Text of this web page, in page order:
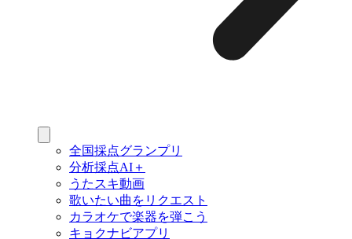
全国採点グランプリ
分析採点AI＋
うたスキ動画
歌いたい曲をリクエスト
カラオケで楽器を弾こう
キョクナビアプリ